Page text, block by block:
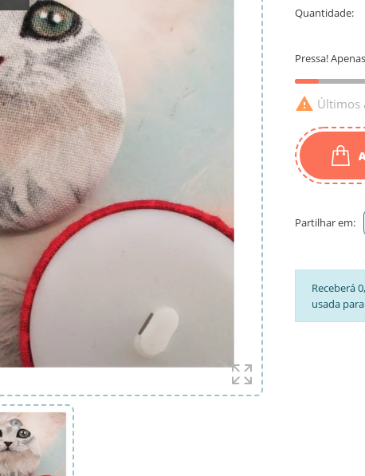
Quantidade:
Pressa! Apenas
 Últimos
Partilhar em:
Receberá
usada